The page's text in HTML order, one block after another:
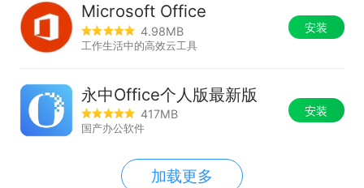
Microsoft Office
4.98MB
工作生活中的高效云工具
安装
永中Office个人版最新版
417MB
国产办公软件
安装
加载更多